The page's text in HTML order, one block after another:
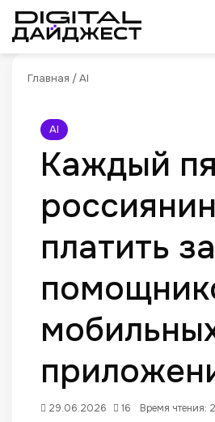
Главная /AI
AI
Каждый
платить
29.06.2026 16 Время чтения: